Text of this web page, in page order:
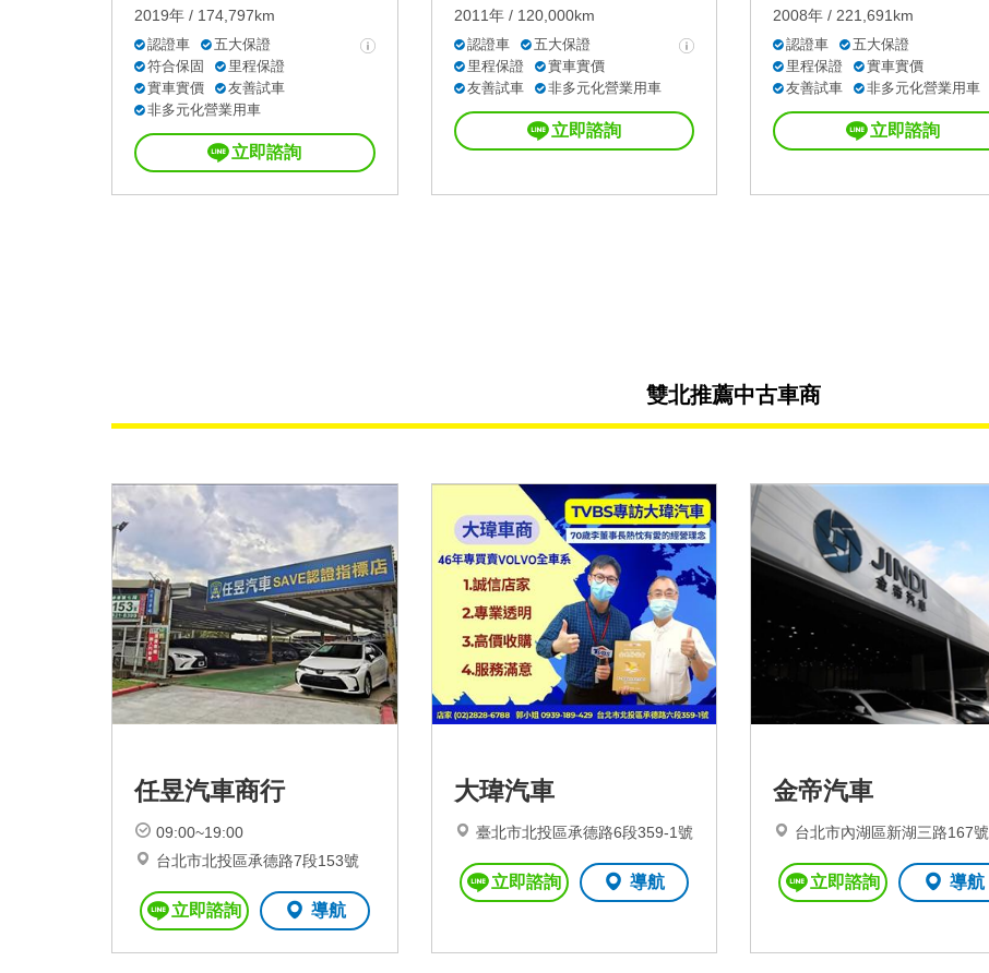
2019年 / 174,797km
認證車
五大保證
符合保固
里程保證
實車實價
友善試車
非多元化營業用車
立即諮詢
2011年 / 120,000km
認證車
五大保證
里程保證
實車實價
友善試車
非多元化營業用車
立即諮詢
2008年 / 221,691km
認證車
五大保證
里程保證
實車實價
友善試車
非多元化營業用車
立即諮詢
雙北推薦中古車商
任昱汽車商行
09:00~19:00
台北市北投區承德路7段153號
立即諮詢 導航
大瑋汽車
臺北市北投區承德路6段359-1號
立即諮詢 導航
金帝汽車
台北市內湖區新湖三路167號
立即諮詢 導航